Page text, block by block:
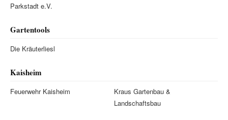
Parkstadt e.V.
Gartentools
Die Kräuterliesl
Kaisheim
Feuerwehr Kaisheim
Kraus Gartenbau &
Landschaftsbau